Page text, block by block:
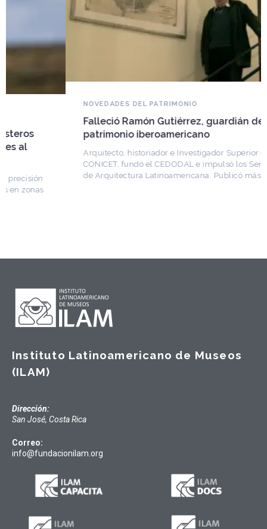
NOVEDADES DEL PATRIMONIO
Falleció Ramón Gutiérrez, guardián del
patrimonio iberoamericano
Arquitecto, historiador e Investigador Superior del
CONICET, fundó el CEDODAL e impulsó los Seminarios
de Arquitectura Latinoamericana. Publicó más de
Instituto Latinoamericano de Museos
(ILAM)
Dirección:
San José, Costa Rica
Correo:
info@fundacionilam.org